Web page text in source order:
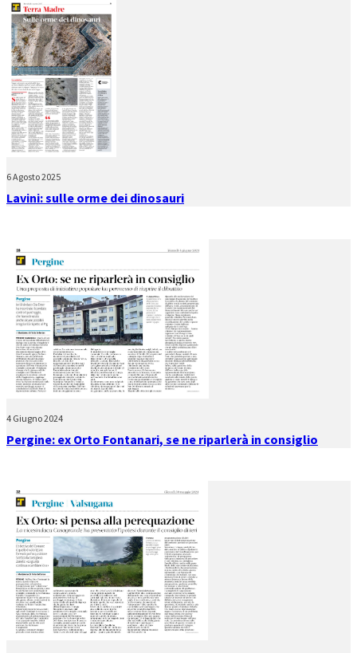
6 Agosto 2025
Lavini: sulle orme dei dinosauri
4 Giugno 2024
Pergine: ex Orto Fontanari, se ne riparlerà in consiglio